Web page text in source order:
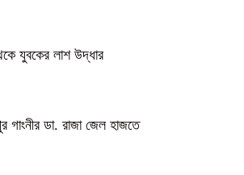
যুবকের লাশ উদ্ধার
গাংনীর ডা. রাজা জেল হাজতে